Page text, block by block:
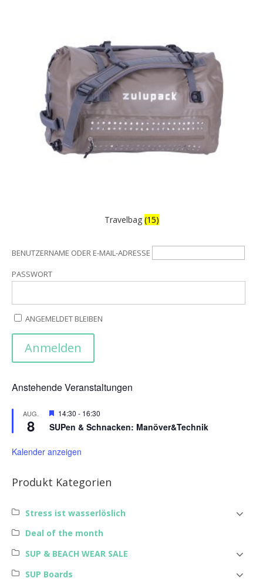
Travelbag (15)
BENUTZERNAME ODER E-MAIL-ADRESSE
PASSWORT
ANGEMELDET BLEIBEN
Anstehende Veranstaltungen
AUG.
8
Hervorgehoben
14:30 - 16:30
SUPen & Schnacken: Manöver&Technik
Kalender anzeigen
Produkt Kategorien
Stress ist wasserlöslich
Deal of the month
SUP & BEACH WEAR SALE
SUP Boards